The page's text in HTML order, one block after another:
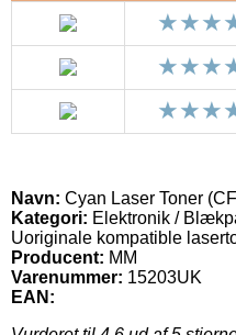
Navn: Cyan Laser Toner
Kategori: Elektronik /
Uoriginale kompatible
Producent: MM
Varenummer: 15203UK
EAN: